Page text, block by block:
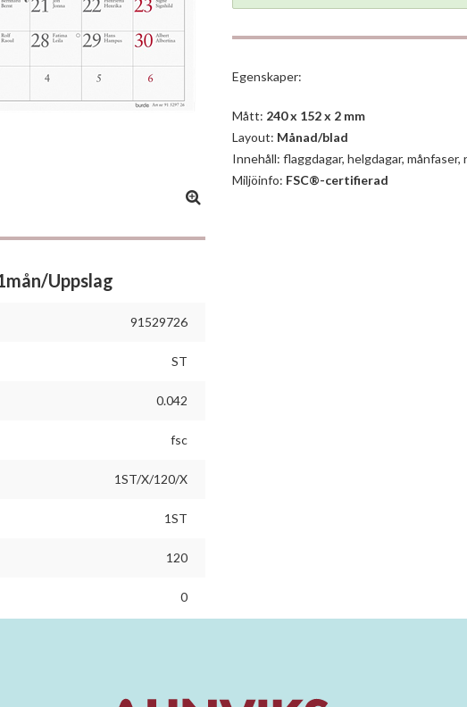
Uppslag
91529726
ST
0.042
fsc
1ST/X/120/X
1ST
120
0
Egenskaper:
Mått: 240 x 152 x 2 mm
Layout: Månad/blad
Innehåll: flaggdagar, helgdagar, månfaser,
Miljöinfo: FSC®-certifierad